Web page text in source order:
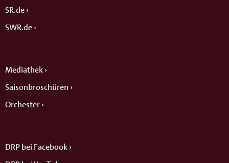
SR.de
SWR.de
Mediathek
Saisonbroschüren
Orchester
DRP bei Facebook